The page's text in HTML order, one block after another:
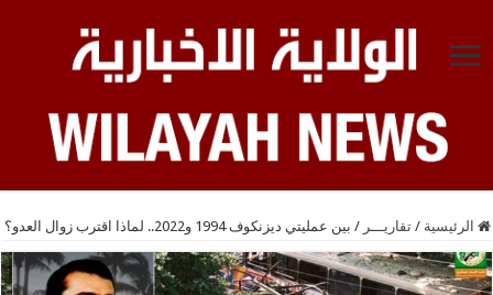
الرئيسية / تقاريـــر / بين عمليتي ديزنكوف 1994 و2022.. لماذا اقترب زوال العدو؟